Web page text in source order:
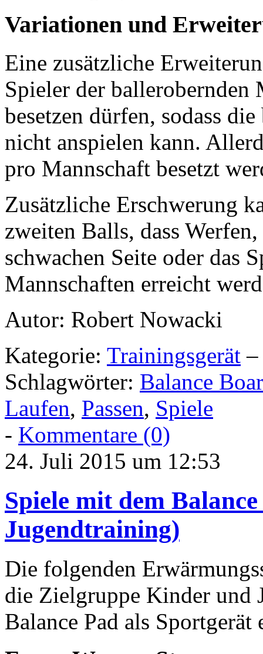
Variationen und
Eine zusätzliche
Spieler der ballerobernden
besetzen dürfen, sodass
nicht anspielen kann.
pro Mannschaft besetzt
Zusätzliche Erschwerung
zweiten Balls, dass
schwachen Seite oder das
Mannschaften erreicht
Autor: Robert Nowacki
Kategorie: Trainingsgerät
Schlagwörter: Balance
Laufen, Passen, Spiele
- Kommentare (0)
24. Juli 2015 um 12:53
Spiele mit dem
Jugendtraining)
Die folgenden
die Zielgruppe Kinder und
Balance Pad als Sportgerät